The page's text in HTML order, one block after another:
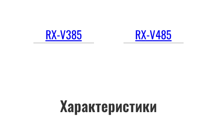
RX-V385 RX-V485
Характеристики